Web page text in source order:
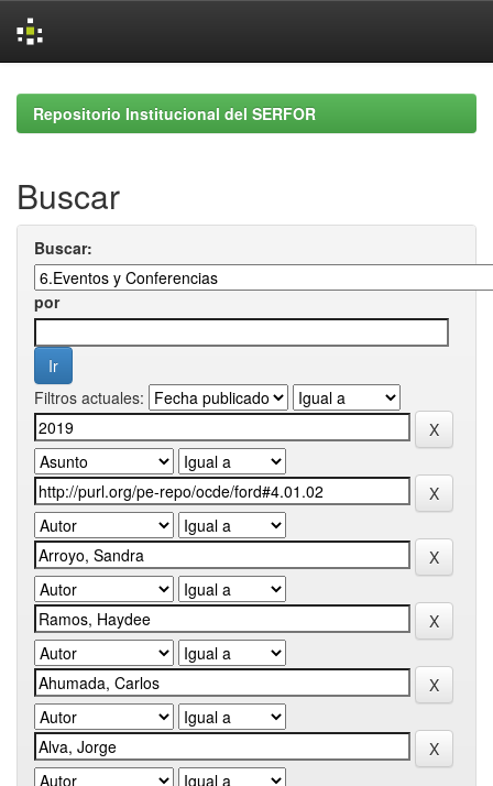
navigationRepositorio Institucional del SERFOR
Buscar
Buscar:
por
Filtros actuales: